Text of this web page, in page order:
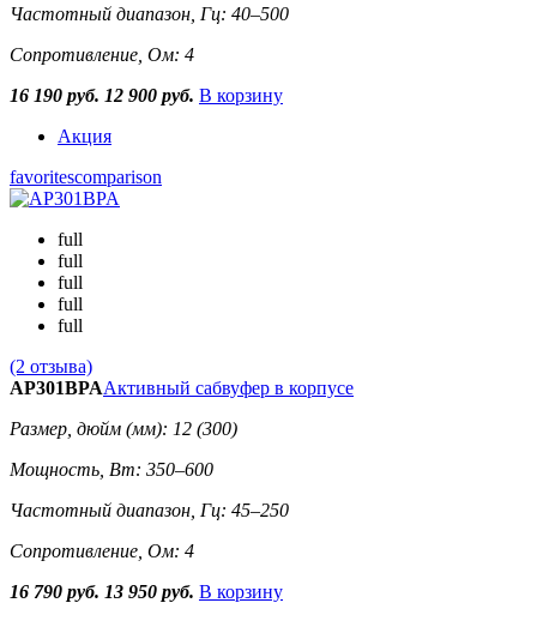
Частотный диапазон, Гц: 40–500
Сопротивление, Ом: 4
16 190 руб. 12 900 руб. В корзину
Акция
favoritescomparison
full
full
full
full
full
(2 отзыва)
AP301BPAАктивный сабвуфер в корпусе
Размер, дюйм (мм): 12 (300)
Мощность, Вт: 350–600
Частотный диапазон, Гц: 45–250
Сопротивление, Ом: 4
16 790 руб. 13 950 руб. В корзину